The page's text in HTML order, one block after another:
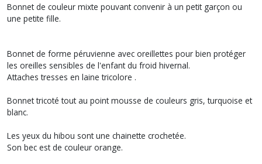
Bonnet de couleur mixte pouvant convenir à un petit garçon ou
une petite fille.
Bonnet de forme péruvienne avec oreillettes pour bien protéger
les oreilles sensibles de l'enfant du froid hivernal.
Attaches tresses en laine tricolore .
Bonnet tricoté tout au point mousse de couleurs gris, turquoise et
blanc.
Les yeux du hibou sont une chainette crochetée.
Son bec est de couleur orange.